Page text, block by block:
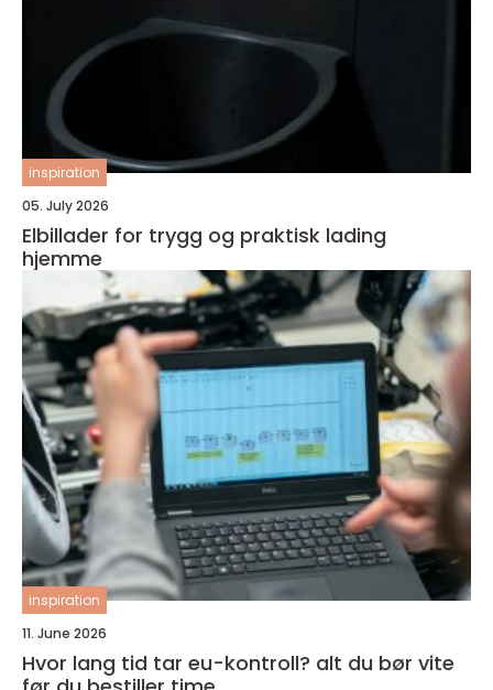
inspiration
05. July 2026
Elbillader for trygg og praktisk lading
hjemme
inspiration
11. June 2026
Hvor lang tid tar eu-kontroll? alt du bør vite